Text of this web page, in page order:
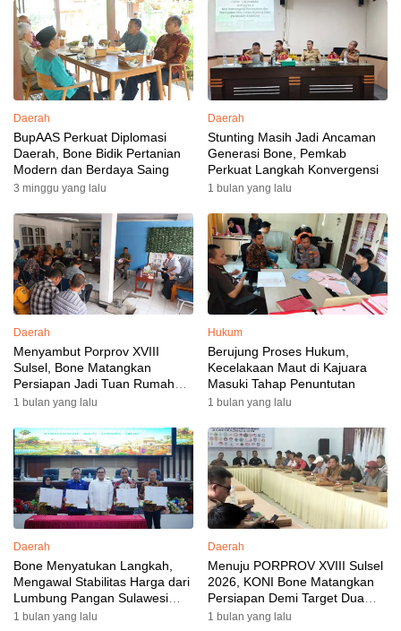
Daerah
BupAAS Perkuat Diplomasi
Daerah, Bone Bidik Pertanian
Modern dan Berdaya Saing
3 minggu yang lalu
Daerah
Stunting Masih Jadi Ancaman
Generasi Bone, Pemkab
Perkuat Langkah Konvergensi
1 bulan yang lalu
Daerah
Menyambut Porprov XVIII
Sulsel, Bone Matangkan
Persiapan Jadi Tuan Rumah
yang Berkesan: Wakil Bupati
Targetkan Venue dan
Akomodasi Rampung
1 bulan yang lalu
Hukum
Berujung Proses Hukum,
Kecelakaan Maut di Kajuara
Masuki Tahap Penuntutan
1 bulan yang lalu
Daerah
Bone Menyatukan Langkah,
Mengawal Stabilitas Harga dari
Lumbung Pangan Sulawesi
Selatan
1 bulan yang lalu
Daerah
Menuju PORPROV XVIII Sulsel
2026, KONI Bone Matangkan
Persiapan Demi Target Dua
Besar
1 bulan yang lalu